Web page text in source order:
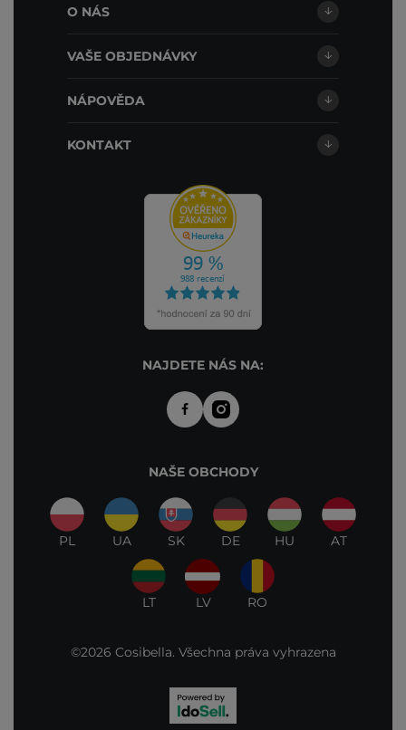
O NÁS
VAŠE OBJEDNÁVKY
NÁPOVĚDA
KONTAKT
NAJDETE NÁS NA:
NAŠE OBCHODY
PL UA SK DE HU AT
LT LV RO
©2026 Cosibella. Všechna práva vyhrazena